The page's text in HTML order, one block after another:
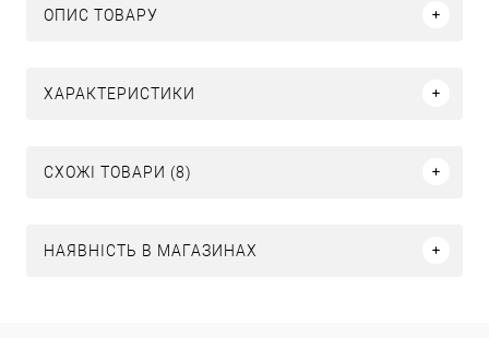
ОПИС ТОВАРУ
ХАРАКТЕРИСТИКИ
СХОЖІ ТОВАРИ (8)
НАЯВНІСТЬ В МАГАЗИНАХ